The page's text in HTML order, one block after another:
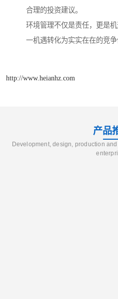
合理的投资建议。
环境管理不仅是责任，更是
一机遇转化为实实在在的竞争
http://www.heianhz.com
产品
Development, design, production